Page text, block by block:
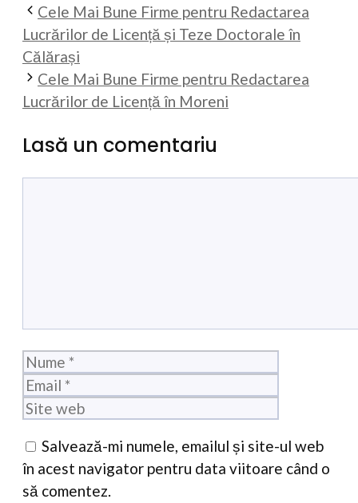
Cele Mai Bune Firme pentru Redactarea
Lucrărilor de Licență și Teze Doctorale în
Călărași
Cele Mai Bune Firme pentru Redactarea
Lucrărilor de Licență în Moreni
Lasă un comentariu
Nume
Salvează-mi numele, emailul și site-ul web
în acest navigator pentru data viitoare când o
să comentez.